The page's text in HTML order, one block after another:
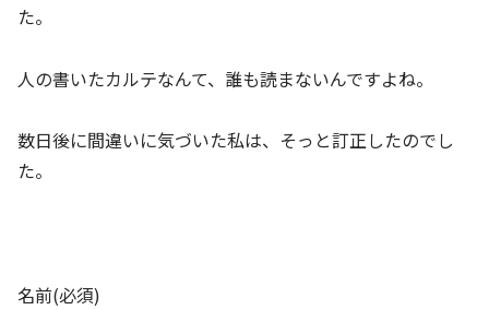
た。
人の書いたカルテなんて、誰も読まないんですよね。
数日後に間違いに気づいた私は、そっと訂正したのでし
た。
名前(必須)